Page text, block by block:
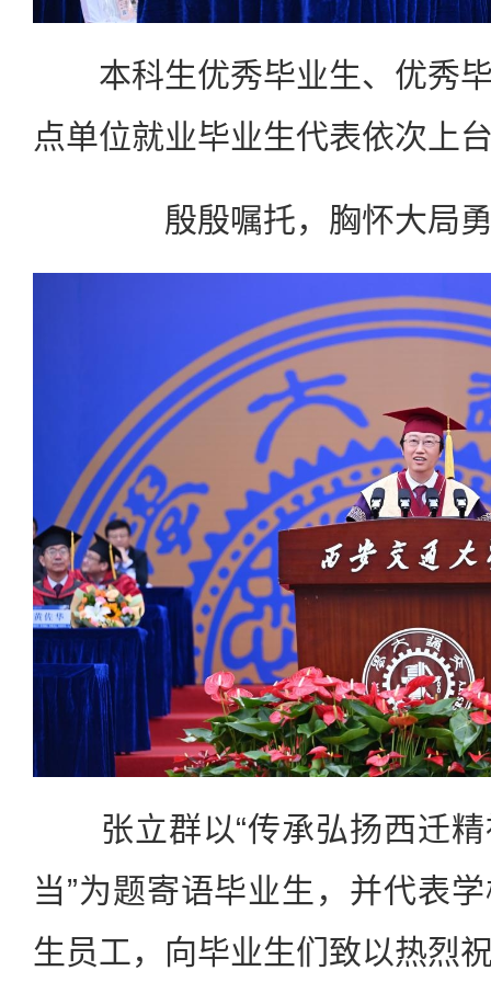
本科生优秀毕业生、优秀毕
点单位就业毕业生代表依次上
殷殷嘱托，胸怀大局
张立群以“传承弘扬西迁精
当”为题寄语毕业生，并代表
生员工，向毕业生们致以热烈